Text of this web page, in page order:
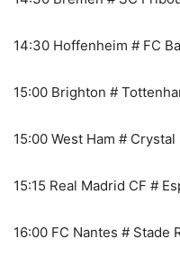
14:30 Hoffenheim # FC
15:00 Brighton #
15:00 West Ham # Crystal
15:15 Real Madrid CF #
16:00 FC Nantes # Stade